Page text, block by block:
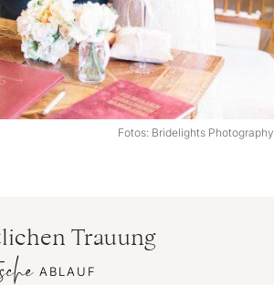
Fotos: Bridelights Photography
Trauung
ABLAUF